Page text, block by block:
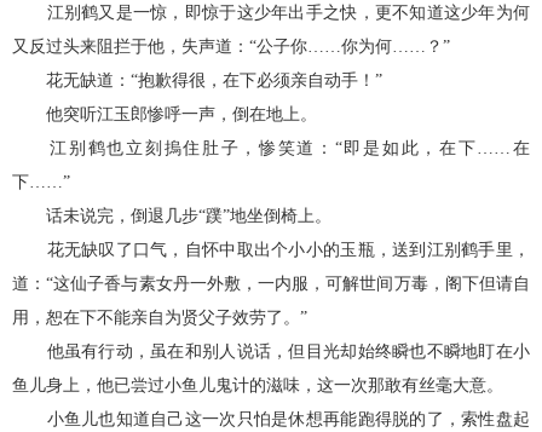
江别鹤又是一惊，即惊于这少年出手之快，更不知道这少年为何
又反过头来阻拦于他，失声道：“公子你……你为何……？”
花无缺道：“抱歉得很，在下必须亲自动手！”
他突听江玉郎惨呼一声，倒在地上。
江别鹤也立刻摀住肚子，惨笑道：“即是如此，在下……在
下……”
话未说完，倒退几步“蹼”地坐倒椅上。
花无缺叹了口气，自怀中取出个小小的玉瓶，送到江别鹤手里，
道：“这仙子香与素女丹一外敷，一内服，可解世间万毒，阁下但请自
用，恕在下不能亲自为贤父子效劳了。”
他虽有行动，虽在和别人说话，但目光却始终瞬也不瞬地盯在小
鱼儿身上，他已尝过小鱼儿鬼计的滋味，这一次那敢有丝毫大意。
小鱼儿也知道自己这一次只怕是休想再能跑得脱的了，索性盘起